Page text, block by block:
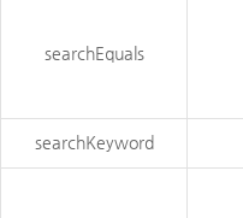
searchEquals
searchKeyword